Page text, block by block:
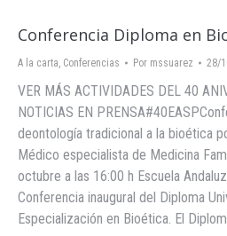
Conferencia Diploma en
A la carta, Conferencias Por mssuarez 28/
VER MÁS ACTIVIDADES DEL 40
NOTICIAS EN
deontología tradicional a la bioética
Médico especialista de Medicina
octubre a las 16:00 h Escuela
Conferencia inaugural del Diploma
Especialización en Bioética. El